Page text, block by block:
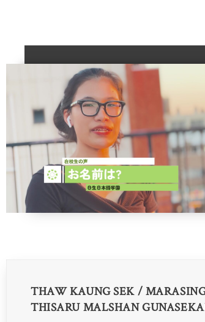
THAW KAUNG SEK /
THISARU MALSHAN